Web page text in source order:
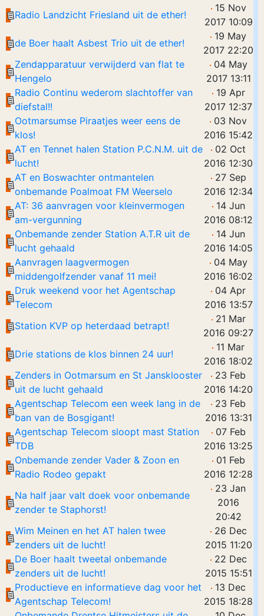
Radio Landzicht Friesland uit de ether!
15 Nov
2017 10:09
de Boer haalt Asbest Trio uit de ether!
19 May
2017 22:20
Zendapparatuur verwijderd van flat te
Hengelo
04 May
2017 13:11
Radio Continu wederom slachtoffer van
diefstal!!
19 Apr
2017 12:37
Ootmarsumse Piraatjes weer eens de
klos!
03 Nov
2016 15:42
AT en Tennet halen Station P.C.N.M. uit de
lucht!
02 Oct
2016 12:30
AT en Boswachter ontmantelen
onbemande Poalmoat FM Weerselo
27 Sep
2016 12:34
AT: 36 aanvragen voor kleinvermogen
am-vergunning
14 Jun
2016 08:12
Onbemande zender Station A.T.R uit de
lucht gehaald
14 Jun
2016 14:05
Aanvragen laagvermogen
middengolfzender vanaf 11 mei!
04 May
2016 16:02
Druk weekend voor het Agentschap
Telecom
04 Apr
2016 13:57
Station KVP op heterdaad betrapt!
21 Mar
2016 09:27
Drie stations de klos binnen 24 uur!
11 Mar
2016 18:02
Zenders in Ootmarsum en St Jansklooster
uit de lucht gehaald
23 Feb
2016 14:20
Agentschap Telecom een week lang in de
ban van de Bosgigant!
23 Feb
2016 13:31
Agentschap Telecom sloopt mast Station
TDB
07 Feb
2016 13:25
Onbemande zender Vader & Zoon en
Radio Rodeo gepakt
01 Feb
2016 12:28
Na half jaar valt doek voor onbemande
zender te Staphorst!
23 Jan
2016
20:42
Wim Meinen en het AT halen twee
zenders uit de lucht!
26 Dec
2015 11:20
De Boer haalt tweetal onbemande
zenders uit de lucht!
22 Dec
2015 15:51
Productieve en informatieve dag voor het
Agentschap Telecom!
13 Dec
2015 18:28